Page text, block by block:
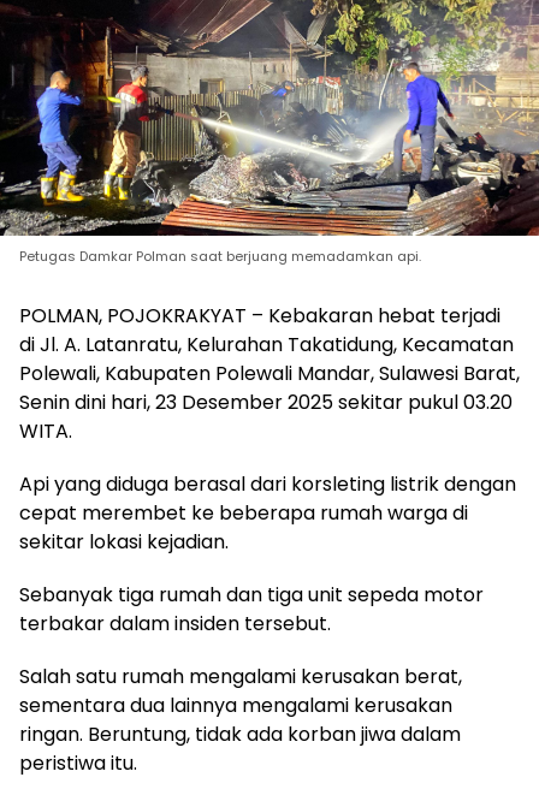
Petugas Damkar Polman saat berjuang memadamkan api.
POLMAN, POJOKRAKYAT – Kebakaran hebat terjadi
di Jl. A. Latanratu, Kelurahan Takatidung, Kecamatan
Polewali, Kabupaten Polewali Mandar, Sulawesi Barat,
Senin dini hari, 23 Desember 2025 sekitar pukul 03.20
WITA.
Api yang diduga berasal dari korsleting listrik dengan
cepat merembet ke beberapa rumah warga di
sekitar lokasi kejadian.
Sebanyak tiga rumah dan tiga unit sepeda motor
terbakar dalam insiden tersebut.
Salah satu rumah mengalami kerusakan berat,
sementara dua lainnya mengalami kerusakan
ringan. Beruntung, tidak ada korban jiwa dalam
peristiwa itu.